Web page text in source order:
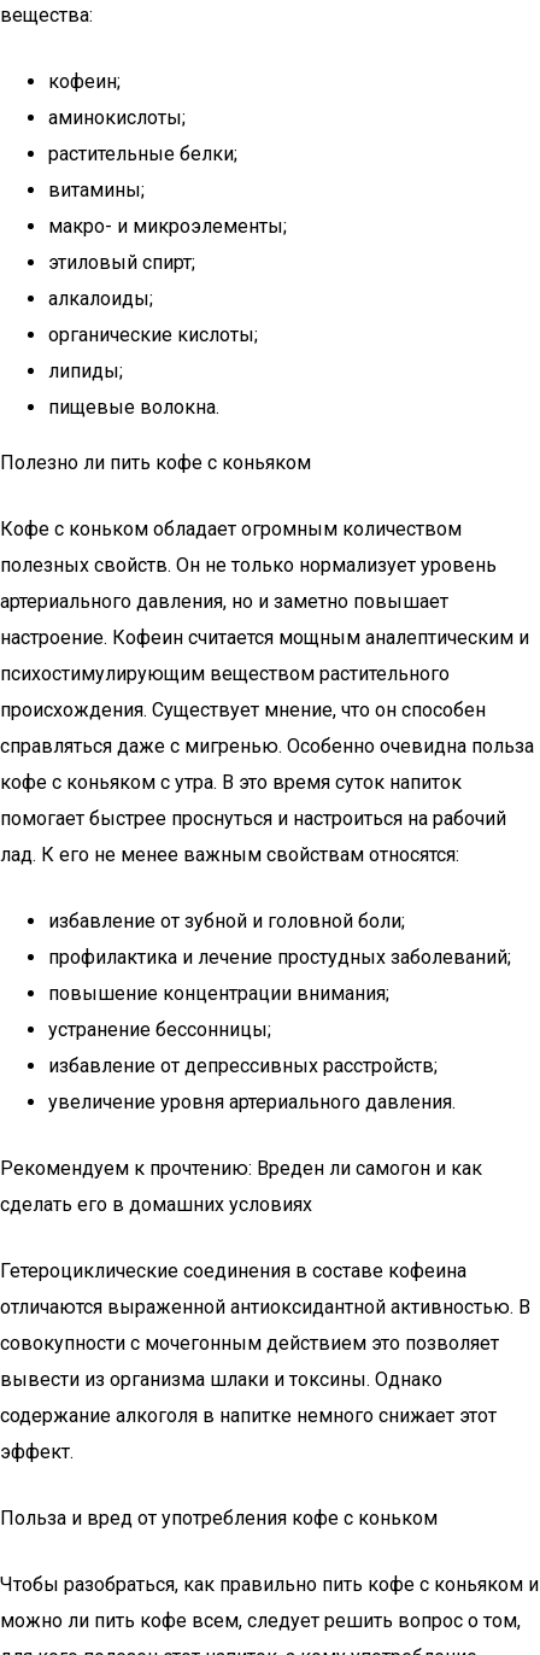
вещества:
кофеин;
аминокислоты;
растительные белки;
витамины;
макро- и микроэлементы;
этиловый спирт;
алкалоиды;
органические кислоты;
липиды;
пищевые волокна.
Полезно ли пить кофе с коньяком
Кофе с коньком обладает огромным количеством
полезных свойств. Он не только нормализует уровень
артериального давления, но и заметно повышает
настроение. Кофеин считается мощным аналептическим и
психостимулирующим веществом растительного
происхождения. Существует мнение, что он способен
справляться даже с мигренью. Особенно очевидна польза
кофе с коньяком с утра. В это время суток напиток
помогает быстрее проснуться и настроиться на рабочий
лад. К его не менее важным свойствам относятся:
избавление от зубной и головной боли;
профилактика и лечение простудных заболеваний;
повышение концентрации внимания;
устранение бессонницы;
избавление от депрессивных расстройств;
увеличение уровня артериального давления.
Рекомендуем к прочтению: Вреден ли самогон и как
сделать его в домашних условиях
Гетероциклические соединения в составе кофеина
отличаются выраженной антиоксидантной активностью. В
совокупности с мочегонным действием это позволяет
вывести из организма шлаки и токсины. Однако
содержание алкоголя в напитке немного снижает этот
эффект.
Польза и вред от употребления кофе с коньком
Чтобы разобраться, как правильно пить кофе с коньяком и
можно ли пить кофе всем, следует решить вопрос о том,